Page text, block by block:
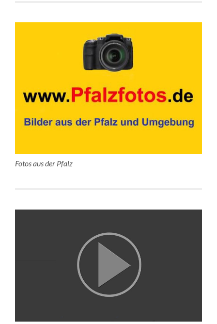
Fotos aus der Pfalz